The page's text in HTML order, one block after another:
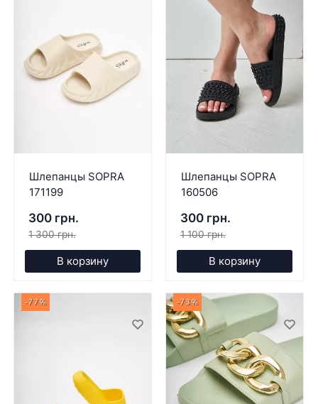
Шлепанцы SOPRA
171199
300 грн.
1 300 грн.
В корзину
Шлепанцы SOPRA
160506
300 грн.
1 100 грн.
В корзину
-77% -73%